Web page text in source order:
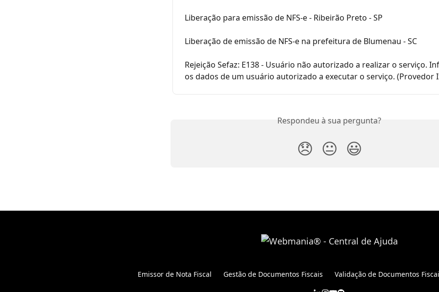
Liberação para emissão de NFS-e - Ribeirão Preto - SP
Liberação de emissão de NFS-e na prefeitura de Blumenau - SC
Rejeição Sefaz: E138 - Usuário não autorizado a realizar o serviço.
os dados de um usuário autorizado a executar o serviço. (Provedor
Respondeu à sua pergunta?
😞 😐 😃
Emissor de Nota Fiscal Gestão de Documentos Fiscais Validação de Documentos